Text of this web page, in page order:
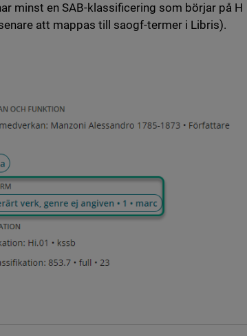
minst en SAB-klassificering som börjar på H
att mappas till saogf-termer i Libris).